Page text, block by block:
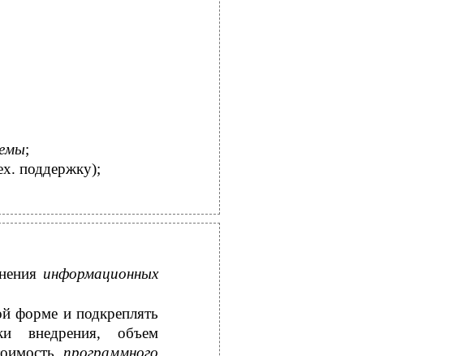
;
поддержку);
информационных
форме и подкреплять
внедрения, объем
программного